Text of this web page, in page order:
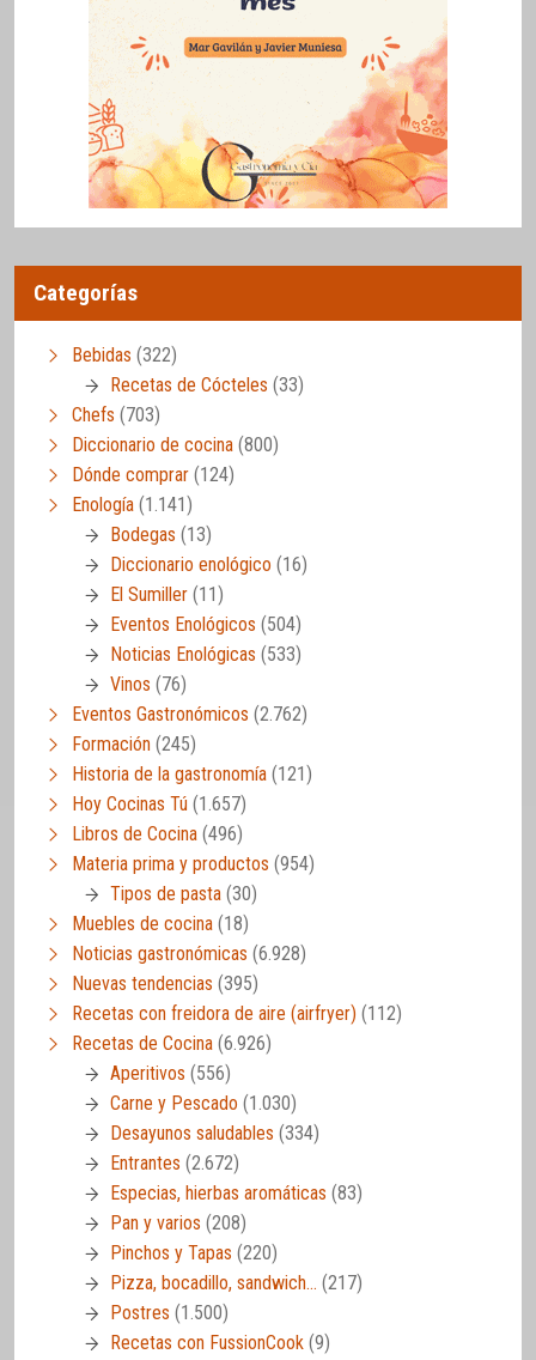
Categorías
Bebidas (322)
Recetas de Cócteles (33)
Chefs (703)
Diccionario de cocina (800)
Dónde comprar (124)
Enología (1.141)
Bodegas (13)
Diccionario enológico (16)
El Sumiller (11)
Eventos Enológicos (504)
Noticias Enológicas (533)
Vinos (76)
Eventos Gastronómicos (2.762)
Formación (245)
Historia de la gastronomía (121)
Hoy Cocinas Tú (1.657)
Libros de Cocina (496)
Materia prima y productos (954)
Tipos de pasta (30)
Muebles de cocina (18)
Noticias gastronómicas (6.928)
Nuevas tendencias (395)
Recetas con freidora de aire (airfryer) (112)
Recetas de Cocina (6.926)
Aperitivos (556)
Carne y Pescado (1.030)
Desayunos saludables (334)
Entrantes (2.672)
Especias, hierbas aromáticas (83)
Pan y varios (208)
Pinchos y Tapas (220)
Pizza, bocadillo, sandwich… (217)
Postres (1.500)
Recetas con FussionCook (9)